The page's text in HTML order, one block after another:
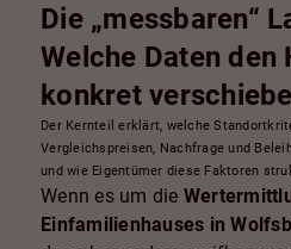
Die „messbaren“
Welche Daten den
konkret
Der Kernteil erklärt, welche
Vergleichspreisen, Nachfrage und
und wie Eigentümer diese Faktoren
Wenn es um die
Einfamilienhauses in